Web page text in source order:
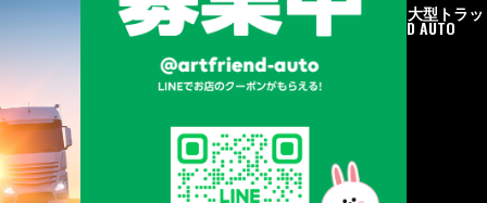
©2020中古トラック・大型トラッ
ク販売はART FRIEND AUTO